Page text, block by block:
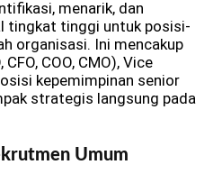
menarik, dan
tingkat tinggi untuk posisi-
organisasi. Ini mencakup
COO, CMO), Vice
kepemimpinan senior
strategis langsung pada
Umum